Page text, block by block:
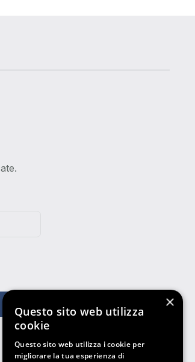
×
Questo sito web utilizza
cookie
Questo sito web utilizza i cookie per
migliorare la tua esperienza di